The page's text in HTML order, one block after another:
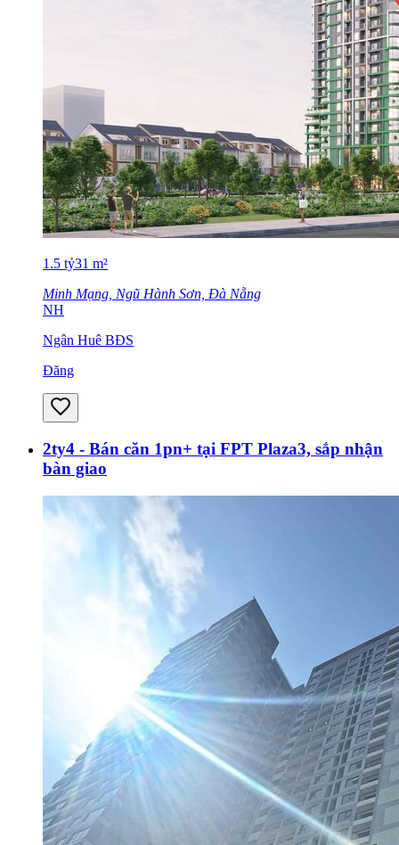
1.5 tỷ31 m²
Minh Mạng, Ngũ Hành Sơn, Đà Nẵng
NH
Ngân Huê BĐS
Đăng
2ty4 - Bán căn 1pn+ tại FPT Plaza3, sắp nhận
bàn giao